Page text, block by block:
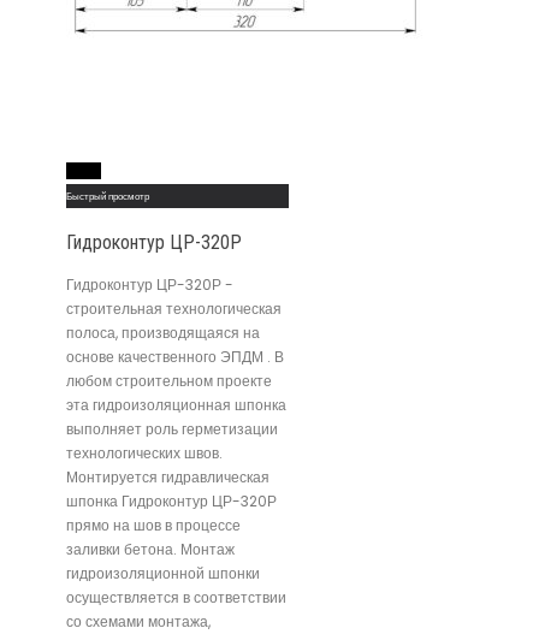
Быстрый просмотр
Гидроконтур ЦР-320Р
Гидроконтур ЦР-320Р -
строительная технологическая
полоса, производящаяся на
основе качественного ЭПДМ . В
любом строительном проекте
эта гидроизоляционная шпонка
выполняет роль герметизации
технологических швов.
Монтируется гидравлическая
шпонка Гидроконтур ЦР-320Р
прямо на шов в процессе
заливки бетона. Монтаж
гидроизоляционной шпонки
осуществляется в соответствии
со схемами монтажа,